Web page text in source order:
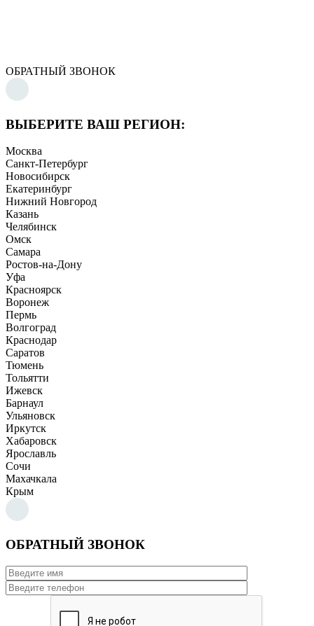
ОБРАТНЫЙ ЗВОНОК
ВЫБЕРИТЕ ВАШ РЕГИОН:
Москва
Санкт-Петербург
Новосибирск
Екатеринбург
Нижний Новгород
Казань
Челябинск
Омск
Самара
Ростов-на-Дону
Уфа
Красноярск
Воронеж
Пермь
Волгоград
Краснодар
Саратов
Тюмень
Тольятти
Ижевск
Барнаул
Ульяновск
Иркутск
Хабаровск
Ярославль
Сочи
Махачкала
Крым
ОБРАТНЫЙ ЗВОНОК